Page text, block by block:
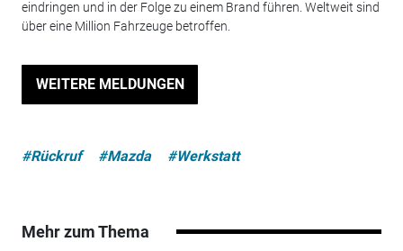
eindringen und in der Folge zu einem Brand führen. Weltweit sind
über eine Million Fahrzeuge betroffen.
WEITERE MELDUNGEN
#Rückruf #Mazda #Werkstatt
Mehr zum Thema